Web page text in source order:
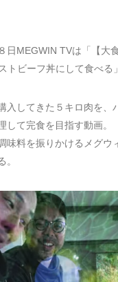
日MEGWIN TVは「【大
トビーフ丼にして食べる
入してきた５キロ肉を、
して完食を目指す動画。
味料を振りかけるメグウ
。